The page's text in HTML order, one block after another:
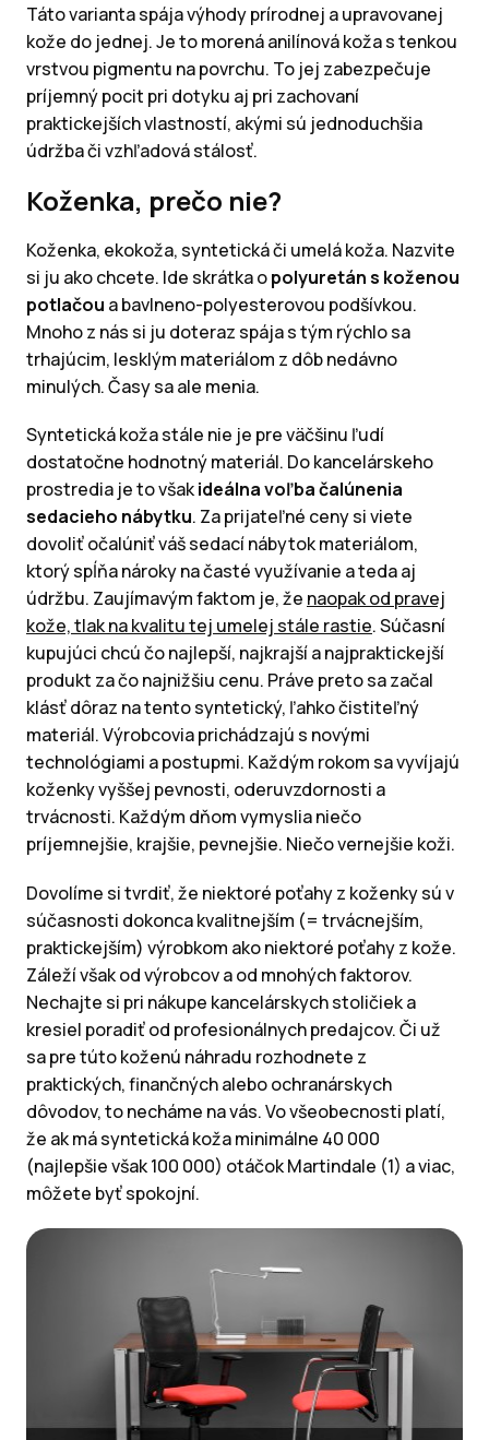
Táto varianta spája výhody prírodnej a upravovanej
kože do jednej. Je to morená anilínová koža s tenkou
vrstvou pigmentu na povrchu. To jej zabezpečuje
príjemný pocit pri dotyku aj pri zachovaní
praktickejších vlastností, akými sú jednoduchšia
údržba či vzhľadová stálosť.
Koženka, prečo nie?
Koženka, ekokoža, syntetická či umelá koža. Nazvite
si ju ako chcete. Ide skrátka opolyuretán s koženou
potlačou a bavlneno-polyesterovou podšívkou.
Mnoho z nás si ju doteraz spája s tým rýchlo sa
trhajúcim, lesklým materiálom z dôb nedávno
minulých. Časy sa ale menia.
Syntetická koža stále nie je pre väčšinu ľudí
dostatočne hodnotný materiál. Do kancelárskeho
prostredia je to všakideálna voľba čalúnenia
sedacieho nábytku. Za prijateľné ceny si viete
dovoliť očalúniť váš sedací nábytok materiálom,
ktorý spĺňa nároky na časté využívanie a teda aj
údržbu. Zaujímavým faktom je, že naopak od pravej
kože, tlak na kvalitu tej umelej stále rastie. Súčasní
kupujúci chcú čo najlepší, najkrajší a najpraktickejší
produkt za čo najnižšiu cenu. Práve preto sa začal
klásť dôraz na tento syntetický, ľahko čistiteľný
materiál. Výrobcovia prichádzajú s novými
technológiami a postupmi. Každým rokom sa vyvíjajú
koženky vyššej pevnosti, oderuvzdornosti a
trvácnosti. Každým dňom vymyslia niečo
príjemnejšie, krajšie, pevnejšie. Niečo vernejšie koži.
Dovolíme si tvrdiť, že niektoré poťahy z koženky sú v
súčasnosti dokonca kvalitnejším (= trvácnejším,
praktickejším) výrobkom ako niektoré poťahy z kože.
Záleží však od výrobcov a od mnohých faktorov.
Nechajte si pri nákupe kancelárskych stoličiek a
kresiel poradiť od profesionálnych predajcov. Či už
sa pre túto koženú náhradu rozhodnete z
praktických, finančných alebo ochranárskych
dôvodov, to necháme na vás. Vo všeobecnosti platí,
že ak má syntetická koža minimálne 40 000
(najlepšie však 100 000) otáčok Martindale (1) a viac,
môžete byť spokojní.